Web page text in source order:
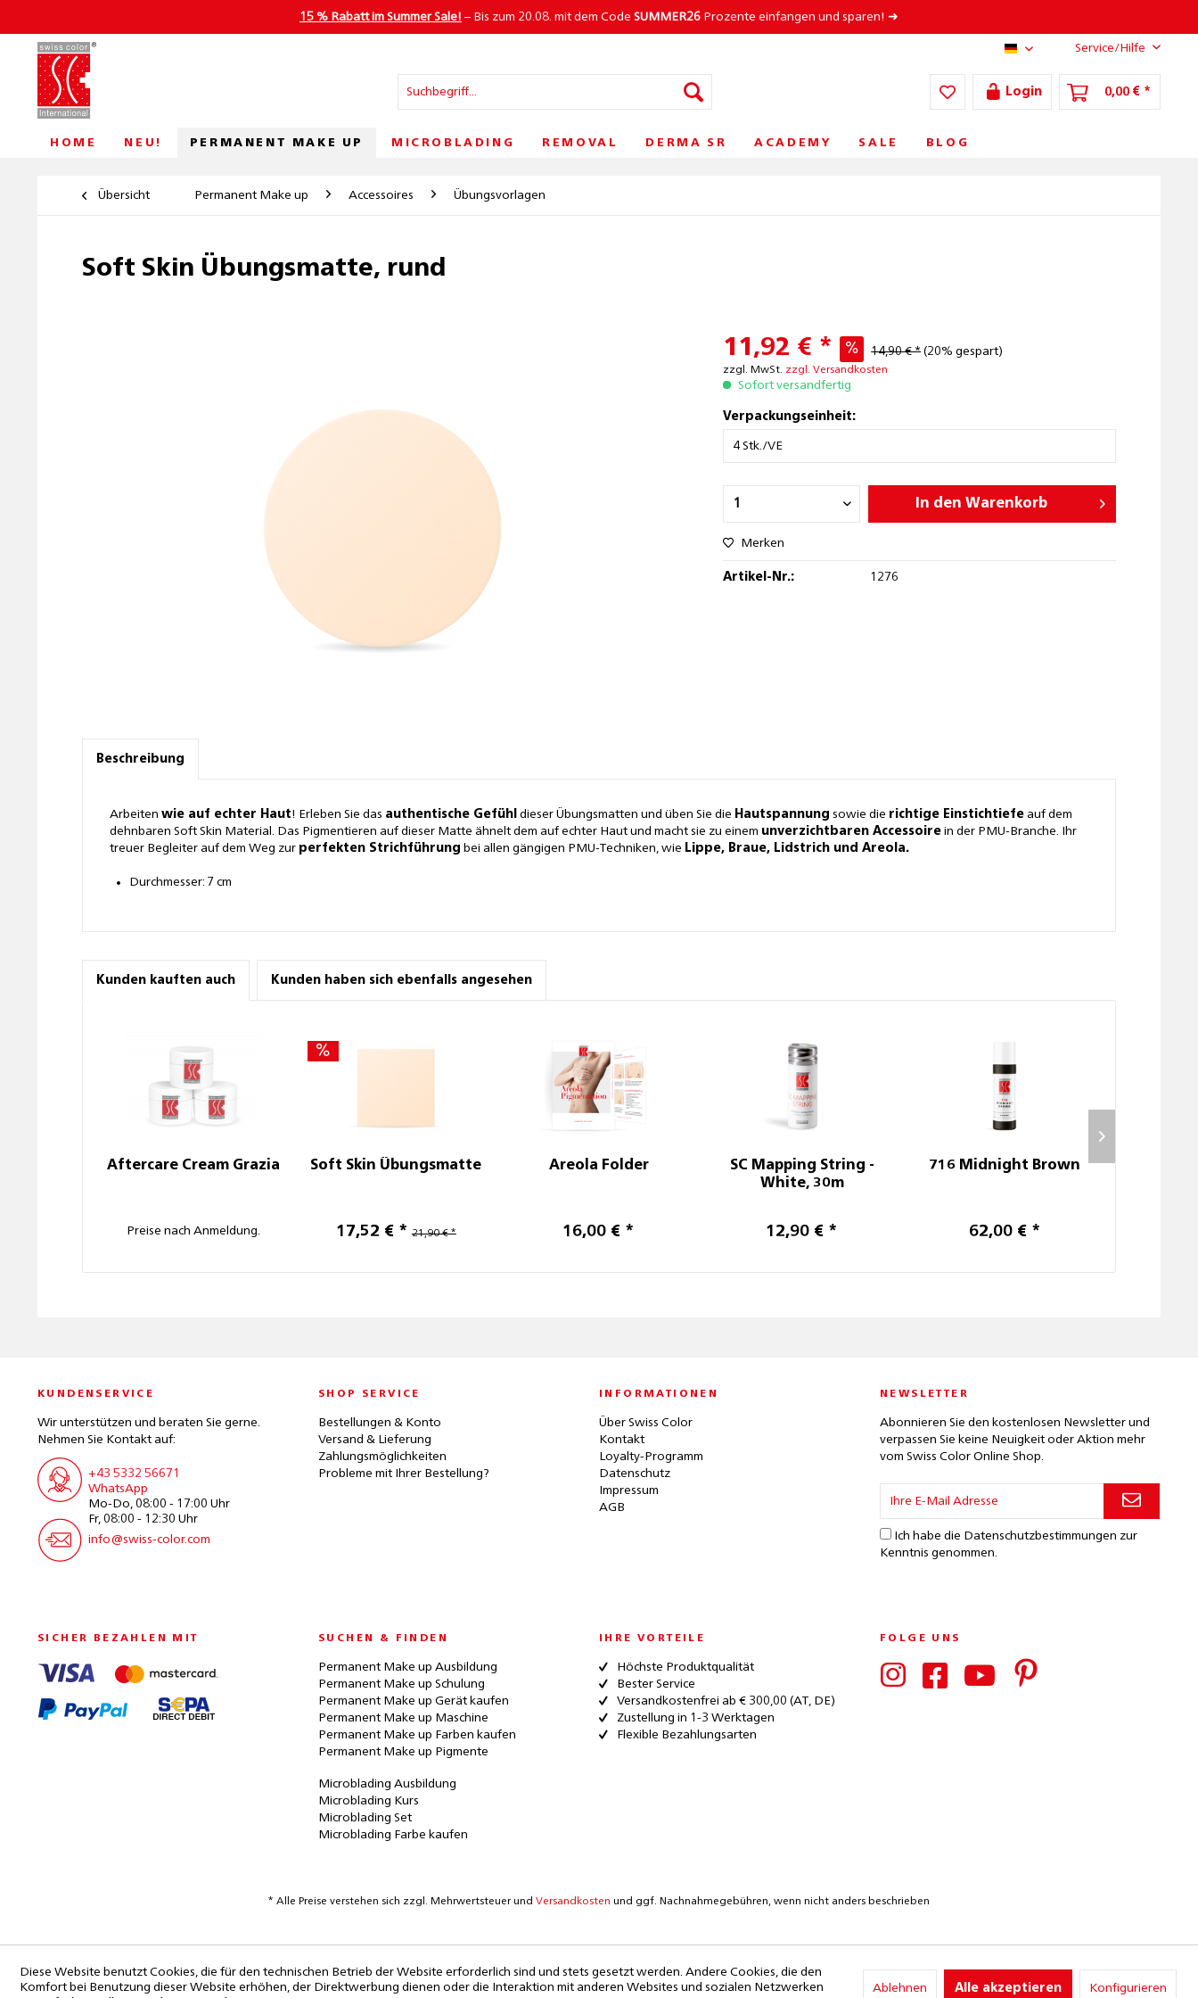
15 % Rabatt im Summer Sale! – Bis zum 20.08. mit dem Code SUMMER26 Prozente einfangen und sparen! ➜
AT/DE Service/Hilfe
Login 0,00 € *
HOME NEU! PERMANENT MAKE UP MICROBLADING REMOVAL DERMA SR ACADEMY SALE BLOG
Übersicht Permanent Make up Accessoires Übungsvorlagen
Soft Skin Übungsmatte, rund
11,92 € * 14,90 € * (20% gespart)
zzgl. MwSt. zzgl. Versandkosten
Sofort versandfertig
Verpackungseinheit:
In den Warenkorb
Merken
Artikel-Nr.: 1276
Beschreibung
Arbeiten wie auf echter Haut! Erleben Sie das authentische Gefühl dieser Übungsmatten und üben Sie die Hautspannung sowie die richtige Einstichtiefe auf dem
dehnbaren Soft Skin Material. Das Pigmentieren auf dieser Matte ähnelt dem auf echter Haut und macht sie zu einem unverzichtbaren Accessoire in der PMU-Branche. Ihr
treuer Begleiter auf dem Weg zur perfekten Strichführung bei allen gängigen PMU-Techniken, wie Lippe, Braue, Lidstrich und Areola.
Durchmesser: 7 cm
Kunden kauften auch Kunden haben sich ebenfalls angesehen
Aftercare Cream Grazia
Preise nach Anmeldung.
Soft Skin Übungsmatte
17,52 € * 21,90 € *
Areola Folder
16,00 € *
SC Mapping String -
White, 30m
12,90 € *
716 Midnight Brown
62,00 € *
KUNDENSERVICE
Wir unterstützen und beraten Sie gerne.
Nehmen Sie Kontakt auf:
+43 5332 56671
WhatsApp
Mo-Do, 08:00 - 17:00 Uhr
Fr, 08:00 - 12:30 Uhr
info@swiss-color.com
SHOP SERVICE
Bestellungen & Konto
Versand & Lieferung
Zahlungsmöglichkeiten
Probleme mit Ihrer Bestellung?
INFORMATIONEN
Über Swiss Color
Kontakt
Loyalty-Programm
Datenschutz
Impressum
AGB
NEWSLETTER
Abonnieren Sie den kostenlosen Newsletter und
verpassen Sie keine Neuigkeit oder Aktion mehr
vom Swiss Color Online Shop.
Ich habe die Datenschutzbestimmungen zur
Kenntnis genommen.
SICHER BEZAHLEN MIT SUCHEN & FINDEN
Permanent Make up Ausbildung
Permanent Make up Schulung
Permanent Make up Gerät kaufen
Permanent Make up Maschine
Permanent Make up Farben kaufen
Permanent Make up Pigmente
Microblading Ausbildung
Microblading Kurs
Microblading Set
Microblading Farbe kaufen
IHRE VORTEILE
Höchste Produktqualität
Bester Service
Versandkostenfrei ab € 300,00 (AT, DE)
Zustellung in 1-3 Werktagen
Flexible Bezahlungsarten
FOLGE UNS
* Alle Preise verstehen sich zzgl. Mehrwertsteuer und Versandkosten und ggf. Nachnahmegebühren, wenn nicht anders beschrieben
Diese Website benutzt Cookies, die für den technischen Betrieb der Website erforderlich sind und stets gesetzt werden. Andere Cookies, die den
Komfort bei Benutzung dieser Website erhöhen, der Direktwerbung dienen oder die Interaktion mit anderen Websites und sozialen Netzwerken
Ablehnen Alle akzeptieren Konfigurieren